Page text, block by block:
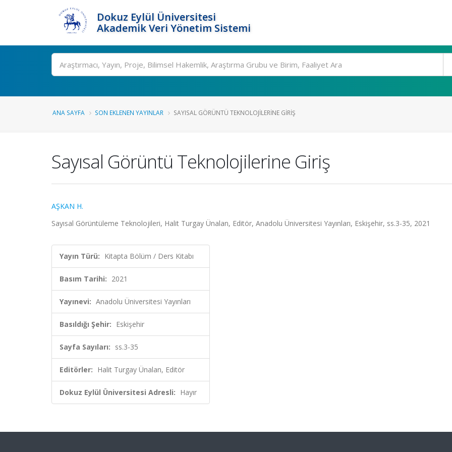
Dokuz Eylül Üniversitesi
Akademik Veri Yönetim Sistemi
Ara
ANA SAYFA SON EKLENEN YAYINLAR SAYISAL GÖRÜNTÜ TEKNOLOJILERINE GIRIŞ
Sayısal Görüntü Teknolojilerine Giriş
AŞKAN H.
Sayısal Görüntüleme Teknolojileri, Halit Turgay Ünalan, Editör, Anadolu Üniversitesi Yayınları, Eskişehir, ss.3-35, 2021
Yayın Türü: Kitapta Bölüm / Ders Kitabı
Basım Tarihi: 2021
Yayınevi: Anadolu Üniversitesi Yayınları
Basıldığı Şehir: Eskişehir
Sayfa Sayıları: ss.3-35
Editörler: Halit Turgay Ünalan, Editör
Dokuz Eylül Üniversitesi Adresli: Hayır